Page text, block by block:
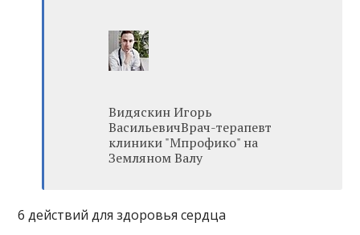
Видяскин Игорь
ВасильевичВрач-терапевт
клиники "Мпрофико" на
Земляном Валу
6 действий для здоровья сердца